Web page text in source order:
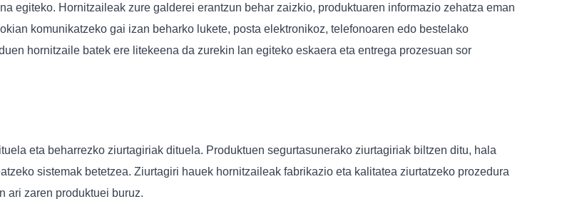
egiteko. Hornitzaileak zure galderei erantzun behar zaizkio, produktuaren informazio zehatza eman
komunikatzeko gai izan beharko lukete, posta elektronikoz, telefonoaren edo bestelako
hornitzaile batek ere litekeena da zurekin lan egiteko eskaera eta entrega prozesuan sor
eta beharrezko ziurtagiriak dituela. Produktuen segurtasunerako ziurtagiriak biltzen ditu, hala
sistemak betetzea. Ziurtagiri hauek hornitzaileak fabrikazio eta kalitatea ziurtatzeko prozedura
ari zaren produktuei buruz.